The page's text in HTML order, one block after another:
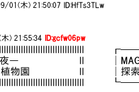
01(木) 21:50:07 ID:HfTs3TLw
) 21:55:34 ID:gcfw06pw
日（金）―夜― II │MAG
物園 II │探索：7